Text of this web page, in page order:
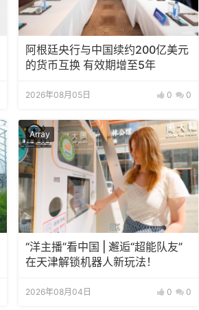
阿根廷央行与中国续约200亿美元
的货币互换 有效期增至5年
2026年08月05日 0 0
Array
“洋主播”看中国 | 邂逅“超能队友”
在天津解锁机器人新玩法！
2026年08月04日 0 0